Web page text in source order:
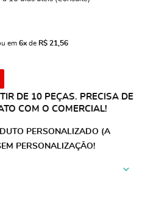
em 6x de R$ 21,56
DE 10 PEÇAS. PRECISA DE
COM O COMERCIAL!
PERSONALIZADO (A
PERSONALIZAÇÃO!